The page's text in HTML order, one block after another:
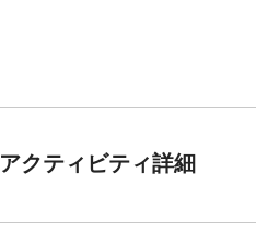
アクティビティ詳細